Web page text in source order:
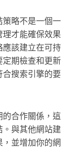
策略不是一個一
才能確保效果
應該建立在可持
定期檢查和更新
搜索引擎的要
的合作關係，這
與其他網站建
並增加你的網